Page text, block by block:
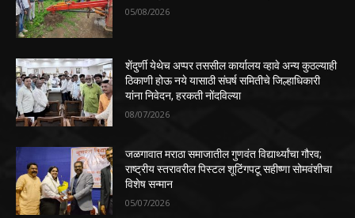
05/08/2026
शेंदुर्णी येथेच अप्पर तससील कार्यालय व्हावे अन्य कुठल्याही
ठिकाणी होऊ नये यासाठी संघर्ष समितीचे जिल्हाधिकारी
यांना निवेदन, हरकती नोंदविल्या
08/07/2026
जळगावात मराठा समाजातील गुणवंत विद्यार्थ्यांचा गौरव;
राष्ट्रीय स्तरावरील पिस्टल शूटिंगपटू सहीष्णा सोमवंशीचा
विशेष सन्मान
05/07/2026